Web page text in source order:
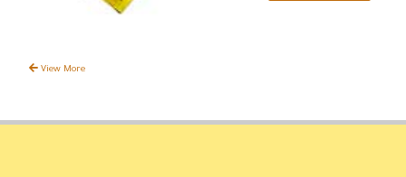
View More